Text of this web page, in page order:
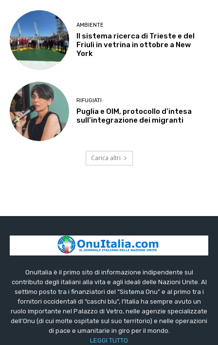
AMBIENTE
Il sistema ricerca di Trieste e del
Friuli in vetrina in ottobre a New
York
RIFUGIATI
Puglia e OIM, protocollo d’intesa
sull’integrazione dei migranti
Carica altri
OnuItalia è il primo sito di informazione indipendente sul
contributo degli italiani alla vita e agli ideali delle Nazioni Unite. Al
settimo posto tra i finanziatori del “Sistema Onu” e al primo tra i
fornitori occidentali di “caschi blu”, l’Italia ha sempre avuto un
ruolo importante nel Palazzo di Vetro, nelle agenzie specializzate
dell’Onu (di cui molte ospitate sul suo territorio) e nelle operazioni
di pace e umanitarie in giro per il mondo.
LEGGI TUTTO